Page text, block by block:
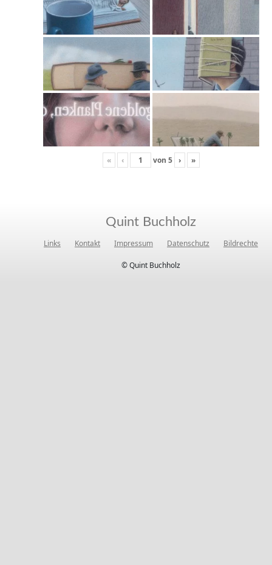
« ‹ von 5 › »
Quint Buchholz
Links Kontakt Impressum Datenschutz Bildrechte
© Quint Buchholz